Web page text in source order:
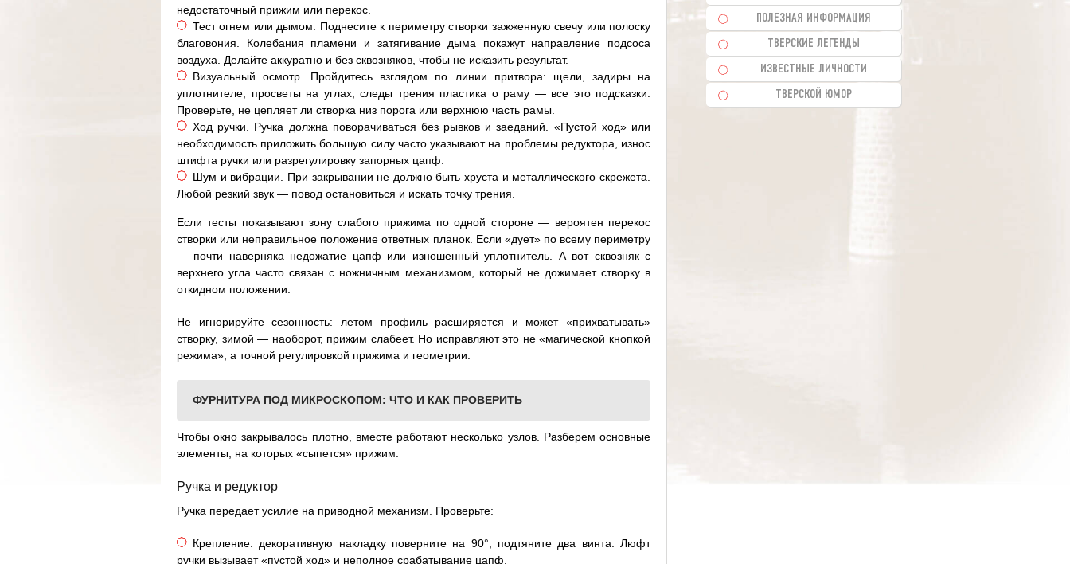
недостаточный прижим или перекос.
Тест огнем или дымом. Поднесите к периметру створки зажженную свечу или полоску
благовония. Колебания пламени и затягивание дыма покажут направление подсоса
воздуха. Делайте аккуратно и без сквозняков, чтобы не исказить результат.
Визуальный осмотр. Пройдитесь взглядом по линии притвора: щели, задиры на
уплотнителе, просветы на углах, следы трения пластика о раму — все это подсказки.
Проверьте, не цепляет ли створка низ порога или верхнюю часть рамы.
Ход ручки. Ручка должна поворачиваться без рывков и заеданий. «Пустой ход» или
необходимость приложить большую силу часто указывают на проблемы редуктора, износ
штифта ручки или разрегулировку запорных цапф.
Шум и вибрации. При закрывании не должно быть хруста и металлического скрежета.
Любой резкий звук — повод остановиться и искать точку трения.
Если тесты показывают зону слабого прижима по одной стороне — вероятен перекос
створки или неправильное положение ответных планок. Если «дует» по всему периметру
— почти наверняка недожатие цапф или изношенный уплотнитель. А вот сквозняк с
верхнего угла часто связан с ножничным механизмом, который не дожимает створку в
откидном положении.
Не игнорируйте сезонность: летом профиль расширяется и может «прихватывать»
створку, зимой — наоборот, прижим слабеет. Но исправляют это не «магической кнопкой
режима», а точной регулировкой прижима и геометрии.
ФУРНИТУРА ПОД МИКРОСКОПОМ: ЧТО И КАК ПРОВЕРИТЬ
Чтобы окно закрывалось плотно, вместе работают несколько узлов. Разберем основные
элементы, на которых «сыпется» прижим.
Ручка и редуктор
Ручка передает усилие на приводной механизм. Проверьте:
Крепление: декоративную накладку поверните на 90°, подтяните два винта. Люфт
ручки вызывает «пустой ход» и неполное срабатывание цапф.
ПОЛЕЗНАЯ ИНФОРМАЦИЯ
ТВЕРСКИЕ ЛЕГЕНДЫ
ИЗВЕСТНЫЕ ЛИЧНОСТИ
ТВЕРСКОЙ ЮМОР